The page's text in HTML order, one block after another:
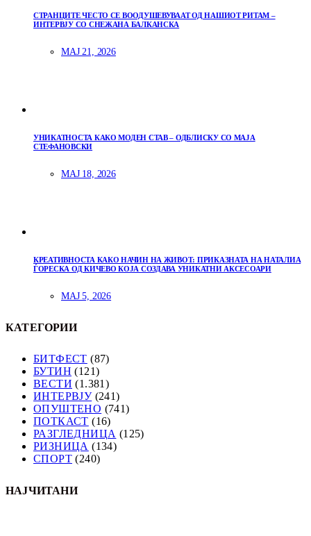
СТРАНЦИТЕ ЧЕСТО СЕ ВООДУШЕВУВААТ ОД НАШИОТ РИТАМ –
ИНТЕРВЈУ СО СНЕЖАНА БАЛКАНСКА
МАЈ 21, 2026
УНИКАТНОСТА КАКО МОДЕН СТАВ – ОДБЛИСКУ СО МАЈА
СТЕФАНОВСКИ
МАЈ 18, 2026
КРЕАТИВНОСТА КАКО НАЧИН НА ЖИВОТ: ПРИКАЗНАТА НА НАТАЛИА
ЃОРЕСКА ОД КИЧЕВО КОЈА СОЗДАВА УНИКАТНИ АКСЕСОАРИ
МАЈ 5, 2026
КАТЕГОРИИ
БИТФЕСТ (87)
БУТИН (121)
ВЕСТИ (1.381)
ИНТЕРВЈУ(241)
ОПУШТЕНО (741)
ПОТКАСТ (16)
РАЗГЛЕДНИЦА (125)
РИЗНИЦА (134)
СПОРТ (240)
НАЈЧИТАНИ